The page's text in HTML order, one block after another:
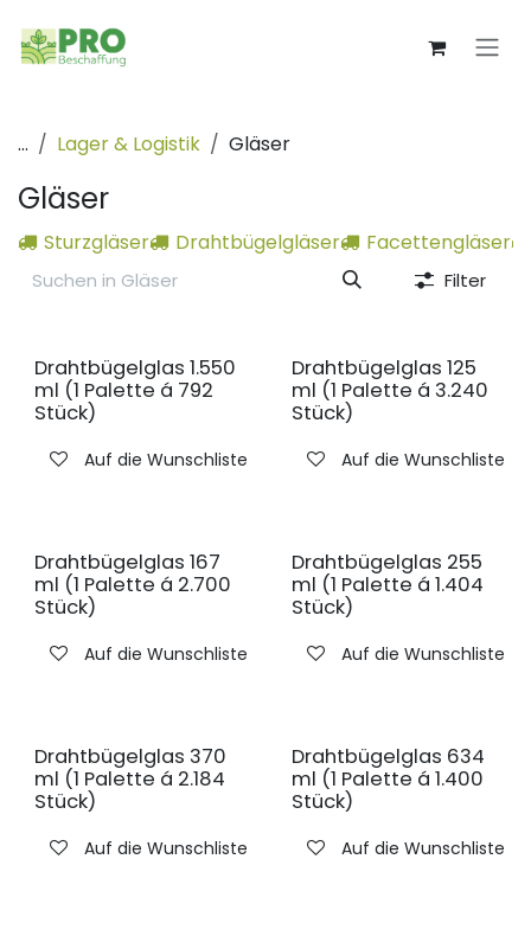
... Lager & Logistik Gläser
Gläser
Sturzgläser Drahtbügelgläser Facettengläser
Filter
Drahtbügelglas 1.550
ml (1 Palette á 792
Stück)
Auf die Wunschliste
Drahtbügelglas 125
ml (1 Palette á 3.240
Stück)
Auf die Wunschliste
Drahtbügelglas 167
ml (1 Palette á 2.700
Stück)
Auf die Wunschliste
Drahtbügelglas 255
ml (1 Palette á 1.404
Stück)
Auf die Wunschliste
Drahtbügelglas 370
ml (1 Palette á 2.184
Stück)
Auf die Wunschliste
Drahtbügelglas 634
ml (1 Palette á 1.400
Stück)
Auf die Wunschliste